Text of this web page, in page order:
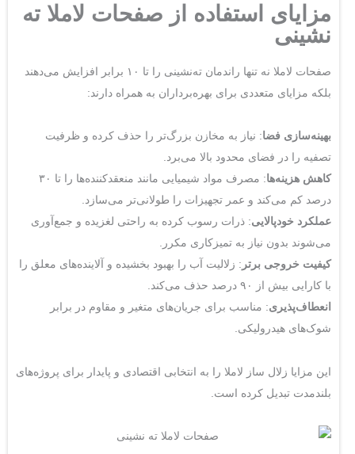
مزایای استفاده از صفحات لاملا ته
نشینی
صفحات لاملا نه تنها راندمان ته‌نشینی را تا ۱۰ برابر افزایش می‌دهند
بلکه مزایای متعددی برای بهره‌برداران به همراه دارند:
بهینه‌سازی فضا: نیاز به مخازن بزرگ‌تر را حذف کرده و ظرفیت
تصفیه را در فضای محدود بالا می‌برد.
کاهش هزینه‌ها
: مصرف مواد شیمیایی مانند منعقدکننده‌ها را تا ۳۰
درصد کم می‌کند و عمر تجهیزات را طولانی‌تر می‌سازد.
عملکرد خودپالایی: ذرات رسوب‌ کرده به راحتی لغزیده و جمع‌آوری
می‌شوند بدون نیاز به تمیزکاری مکرر.
کیفیت خروجی برتر : زلالیت آب را بهبود بخشیده و آلاینده‌های معلق را
با کارایی بیش از ۹۰ درصد حذف می‌کند.
انعطاف‌پذیری: مناسب برای جریان‌های متغیر و مقاوم در برابر
شوک‌های هیدرولیکی.
این مزایا زلال ساز لاملا را به انتخابی اقتصادی و پایدار برای پروژه‌های
بلندمدت تبدیل کرده است.